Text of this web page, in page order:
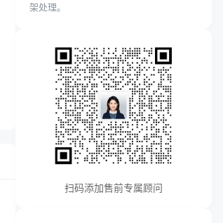
架处理。
扫码添加售前专属顾问